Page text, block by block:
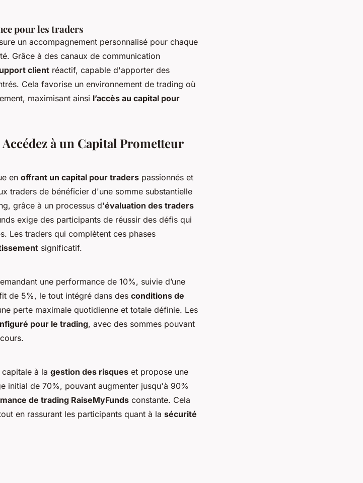
pour les traders
un accompagnement personnalisé pour chaque
Grâce à des canaux de communication
client réactif, capable d'apporter des
Cela favorise un environnement de trading où
maximisant ainsi l’accès au capital pour
à un Capital Prometteur
en offrant un capital pour traders passionnés et
traders de bénéficier d'une somme substantielle
grâce à un processus d'évaluation des traders
exige des participants de réussir des défis qui
Les traders qui complètent ces phases
significatif.
une performance de 10%, suivie d’une
de 5%, le tout intégré dans des conditions de
perte maximale quotidienne et totale définie. Les
pour le trading, avec des sommes pouvant
à la gestion des risques et propose une
initial de 70%, pouvant augmenter jusqu'à 90%
de trading RaiseMyFunds constante. Cela
en rassurant les participants quant à la sécurité